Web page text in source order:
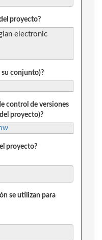
proyecto?
electronic
su conjunto)?
control de versiones
proyecto)?
proyecto?
se utilizan para